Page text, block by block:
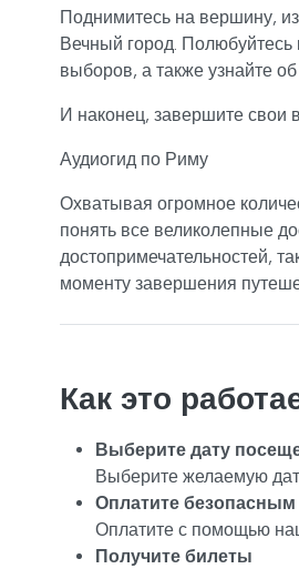
Поднимитесь на вершину,
Вечный город. Полюбуйтесь
выборов, а также узнайте
И наконец, завершите свои
Аудиогид по Риму
Охватывая огромное
понять все великолепные
достопримечательностей,
моменту завершения
Как это
Выберите дату
Выберите желаемую
Оплатите
Оплатите с помощью
Получите билеты